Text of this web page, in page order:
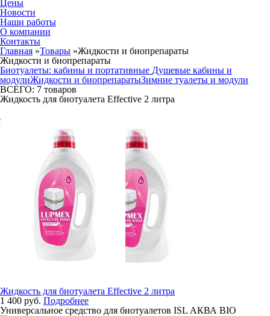
Цены
Новости
Наши работы
О компании
Контакты
Главная »Товары »Жидкости и биопрепараты
Жидкости и биопрепараты
Биотуалеты: кабины и портативные Душевые кабины и
модулиЖидкости и биопрепаратыЗимние туалеты и модули
ВСЕГО: 7 товаров
Жидкость для биотуалета Effective 2 литра
Жидкость для биотуалета Effective 2 литра
1 400 руб. Подробнее
Универсальное средство для биотуалетов ISL АКВА BIO